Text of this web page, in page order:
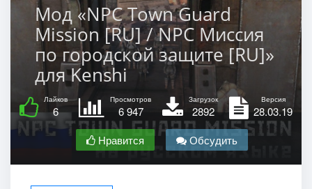
Мод «NPC Town Guard
Mission [RU] / NPC Миссия
по городской защите [RU]»
для Kenshi
Лайков
6
Просмотров
6 947
Загрузок
2892
Версия
28.03.19
Нравится
Обсудить